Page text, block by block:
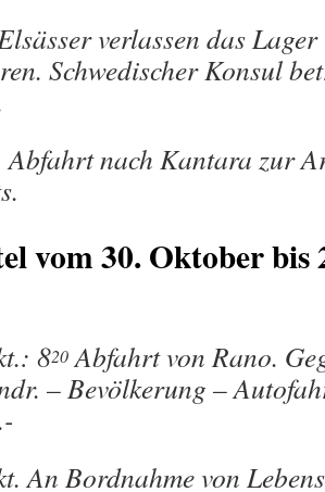
verlassen das
Schwedischer Konsul
nach Kantara zur
vom 30. Oktober bis
820Abfahrt von Rano.
– Bevölkerung –
An Bordnahme von